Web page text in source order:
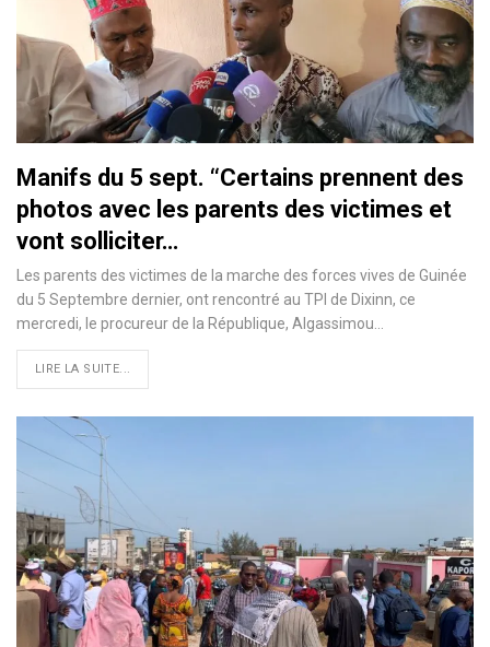
Manifs du 5 sept. ‘‘Certains prennent des
photos avec les parents des victimes et
vont solliciter…
Les parents des victimes de la marche des forces vives de Guinée
du 5 Septembre dernier, ont rencontré au TPI de Dixinn, ce
mercredi, le procureur de la République, Algassimou…
LIRE LA SUITE...